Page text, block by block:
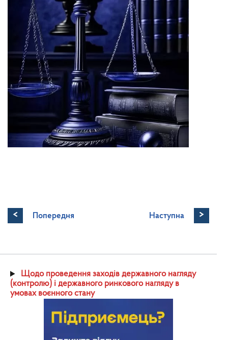
< Попередня Наступна >
Щодо проведення заходів державного нагляду
(контролю) і державного ринкового нагляду в
умовах воєнного стану